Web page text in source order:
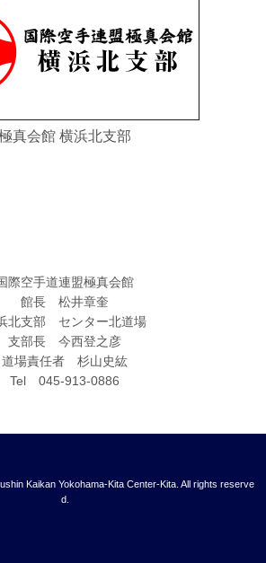
真会館 横浜北支部
際空手道連盟極真会館
館長 松井章奎
北支部 センター北道場
支部長 今西登之彦
道場責任者 杉山史紘
Tel 045-913-0886
Kaikan Yokohama-Kita Center-Kita. All rights reserve
d.